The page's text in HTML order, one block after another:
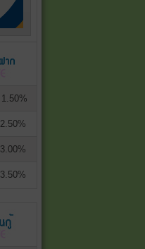
1.50%
2.50%
3.00%
3.50%